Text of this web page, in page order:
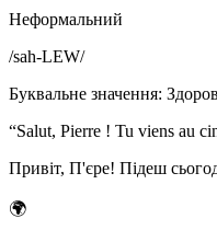
Неформальний
/sah-LEW/
Буквальне значення:
“Salut, Pierre ! Tu viens au
Привіт, П'єре! Підеш
🌍